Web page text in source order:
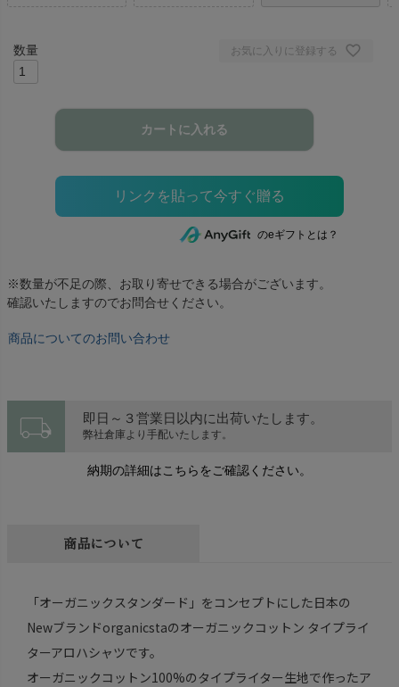
お気に入りに登録する
カートに入れる
のeギフトとは？
※数量が不足の際、お取り寄せできる場合がございます。
確認いたしますのでお問合せください。
商品についてのお問い合わせ
local_shipping 即日～３営業日以内に出荷いたします。
弊社倉庫より手配いたします。
納期の詳細はこちらをご確認ください。
商品について
「オーガニックスタンダード」をコンセプトにした日本の
Newブランドorganicstaのオーガニックコットン タイプライ
ターアロハシャツです。
オーガニックコットン100%のタイプライター生地で作ったア